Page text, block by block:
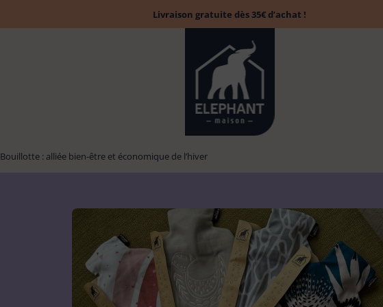
Balai 13
Brosse à laver 13
Chiffon poussière 6
Accessoires
parfumés
1
Tapis évier &
protection
6
Bouillotte : alliée bien-être et économique de l’hiver
Livraison gratuite dès 35€ d’achat !